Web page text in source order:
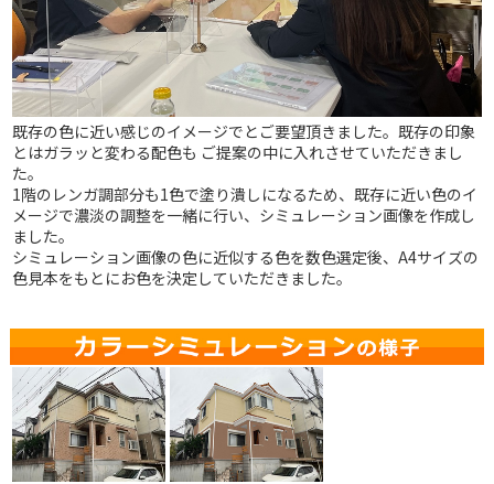
既存の色に近い感じのイメージでとご要望頂きました。既存の印象
とはガラッと変わる配色も ご提案の中に入れさせていただきまし
た。
1階のレンガ調部分も1色で塗り潰しになるため、既存に近い色のイ
メージで濃淡の調整を一緒に行い、シミュレーション画像を作成し
ました。
シミュレーション画像の色に近似する色を数色選定後、A4サイズの
色見本をもとにお色を決定していただきました。